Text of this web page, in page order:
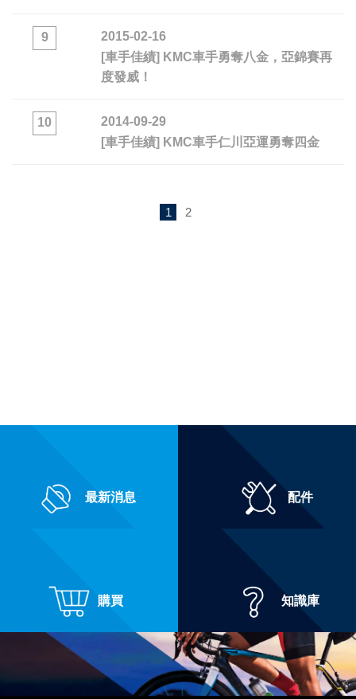
9
2015-02-16
[車手佳績] KMC車手勇奪八金，亞錦賽再
度發威！
10
2014-09-29
[車手佳績] KMC車手仁川亞運勇奪四金
1 2
最新消息 配件
購買 知識庫